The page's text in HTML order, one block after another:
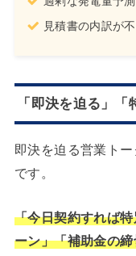
見積書の内訳が
「即決を迫る」
即決を迫る営業ト
です。
「今日契約すれば
ーン」「補助金の